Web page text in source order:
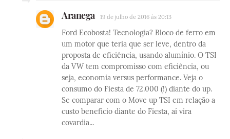
Aranega 19 de julho de 2016 às 20:13
Ford Ecobosta! Tecnologia? Bloco de ferro em
um motor que teria que ser leve, dentro da
proposta de eficiência, usando alumínio. O TSI
da VW tem compromisso com eficiência, ou
seja, economia versus performance. Veja o
consumo do Fiesta de 72.000 (!) diante do up.
Se comparar com o Move up TSI em relação a
custo benefício diante do Fiesta, aí vira
covardia...